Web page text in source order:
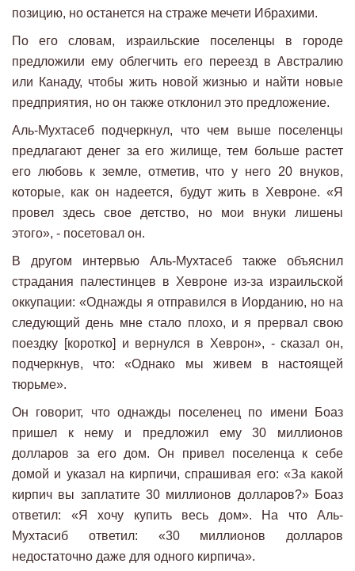
позицию, но останется на страже мечети Ибрахими.
По его словам, израильские поселенцы в городе
предложили ему облегчить его переезд в Австралию
или Канаду, чтобы жить новой жизнью и найти новые
предприятия, но он также отклонил это предложение.
Аль-Мухтасеб подчеркнул, что чем выше поселенцы
предлагают денег за его жилище, тем больше растет
его любовь к земле, отметив, что у него 20 внуков,
которые, как он надеется, будут жить в Хевроне. «Я
провел здесь свое детство, но мои внуки лишены
этого», - посетовал он.
В другом интервью Аль-Мухтасеб также объяснил
страдания палестинцев в Хевроне из-за израильской
оккупации: «Однажды я отправился в Иорданию, но на
следующий день мне стало плохо, и я прервал свою
поездку [коротко] и вернулся в Хеврон», - сказал он,
подчеркнув, что: «Однако мы живем в настоящей
тюрьме».
Он говорит, что однажды поселенец по имени Боаз
пришел к нему и предложил ему 30 миллионов
долларов за его дом. Он привел поселенца к себе
домой и указал на кирпичи, спрашивая его: «За какой
кирпич вы заплатите 30 миллионов долларов?» Боаз
ответил: «Я хочу купить весь дом». На что Аль-
Мухтасиб ответил: «30 миллионов долларов
недостаточно даже для одного кирпича».